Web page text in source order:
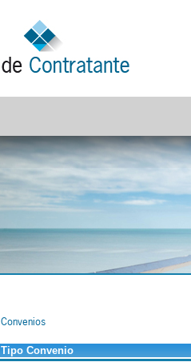
Convenios
Tipo Convenio